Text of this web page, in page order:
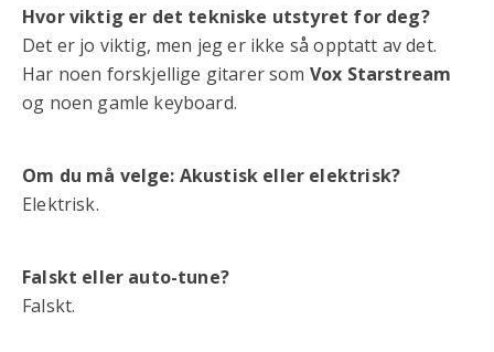
Hvor viktig er det tekniske utstyret for deg?
Det er jo viktig, men jeg er ikke så opptatt av det.
Har noen forskjellige gitarer som Vox Starstream
og noen gamle keyboard.
Om du må velge: Akustisk eller elektrisk?
Elektrisk.
Falskt eller auto-tune?
Falskt.